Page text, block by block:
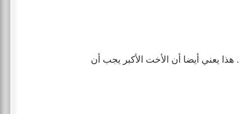
التعبير على اليمين له نفس قيمة التعبير على اليسار وهي 14. هذا يعني أيضا أن الأخت الأكبر يجب أن